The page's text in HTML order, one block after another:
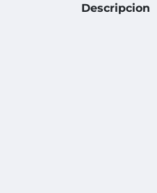
Descripcion